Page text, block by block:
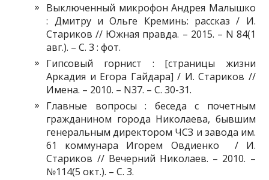
Выключенный микрофон Андрея Малышко
: Дмитру и Ольге Креминь: рассказ / И.
Стариков // Южная правда. – 2015. – N 84(1
авг.). – С. 3 : фот.
Гипсовый горнист : [страницы жизни
Аркадия и Егора Гайдара] / И. Стариков //
Имена. – 2010. – N37. – С. 30-31.
Главные вопросы : беседа с почетным
гражданином города Николаева, бывшим
генеральным директором ЧСЗ и завода им.
61 коммунара Игорем Овдиенко / И.
Стариков // Вечерний Николаев. – 2010. –
№114(5 окт.). – С. 3.